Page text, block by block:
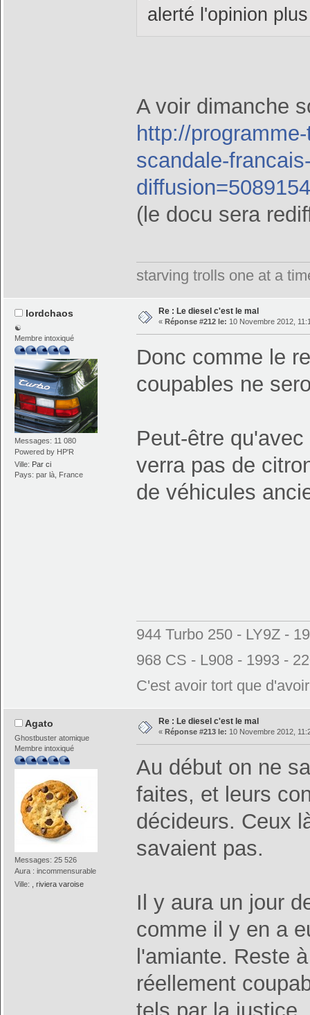
alerté l'opinion
A voir dimanche
http://
scandale-
(le docu sera
starving trolls one at a
lordchaos
☯
Membre intoxiqué
Messages: 11 080
Powered by HP'R
Ville: Par ci
Pays: par là, France
Re : Le diesel c'est le mal
« Réponse #212 le: 10 Novembre 2012,
Donc comme le
coupables ne
Peut-être
verra pas de
de véhicules
944 Turbo 250 - LY9Z -
968 CS - L908 - 1993 -
C'est avoir tort que
Agato
Ghostbuster atomique
Membre intoxiqué
Messages: 25 526
Aura : incommensurable
Ville:
, riviera varoise
Re : Le diesel c'est le mal
« Réponse #213 le: 10 Novembre 2012,
Au début on ne
faites, et leurs
décideurs. Ceux
savaient pas.
Il y aura un jour
comme il y en a
l'amiante. Reste
réellement